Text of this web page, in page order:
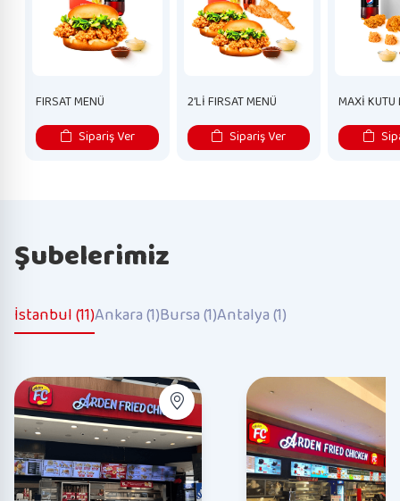
FIRSAT MENÜ
Sipariş Ver
2’Lİ FIRSAT MENÜ
Sipariş Ver
MAXİ KUTU
Şubelerimiz
İstanbul (11)Ankara (1)Bursa (1)Antalya (1)